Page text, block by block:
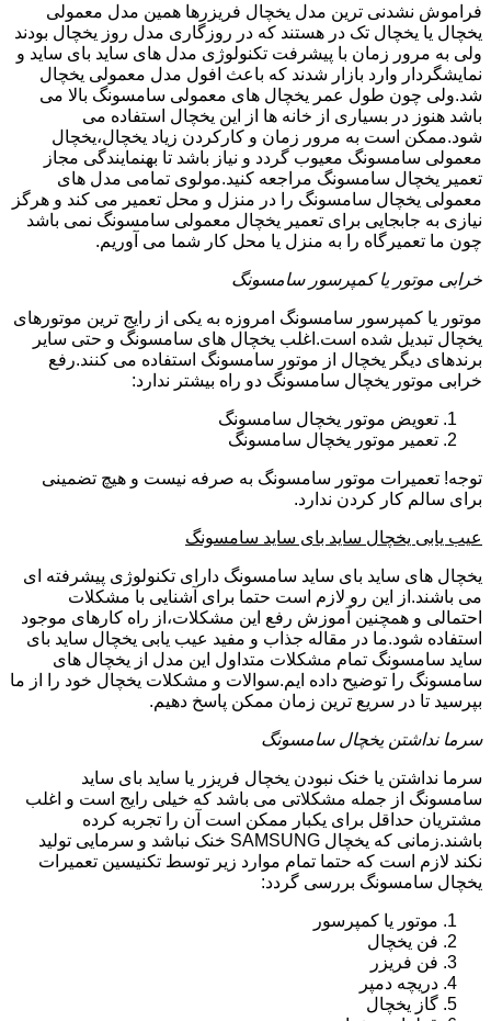
فراموش نشدنی ترین مدل یخچال فریزرها همین مدل معمولی
یخچال یا یخچال تک در هستند که در روزگاری مدل روز یخچال بودند
ولی به مرور زمان با پیشرفت تکنولوژی مدل های ساید بای ساید و
نمایشگردار وارد بازار شدند که باعث افول مدل معمولی یخچال
شد.ولی چون طول عمر یخچال های معمولی سامسونگ بالا می
باشد هنوز در بسیاری از خانه ها از این یخچال استفاده می
شود.ممکن است به مرور زمان و کارکردن زیاد یخچال،یخچال
معمولی سامسونگ معیوب گردد و نیاز باشد تا بهنمایندگی مجاز
تعمیر یخچال سامسونگ مراجعه کنید.مولوی تمامی مدل های
معمولی یخچال سامسونگ را در منزل و محل تعمیر می کند و هرگز
نیازی به جابجایی برای تعمیر یخچال معمولی سامسونگ نمی باشد
چون ما تعمیرگاه را به منزل یا محل کار شما می آوریم.
خرابی موتور یا کمپرسور سامسونگ
موتور یا کمپرسور سامسونگ امروزه به یکی از رایج ترین موتورهای
یخچال تبدیل شده است.اغلب یخچال های سامسونگ و حتی سایر
برندهای دیگر یخچال از موتور سامسونگ استفاده می کنند.رفع
خرابی موتور یخچال سامسونگ دو راه بیشتر ندارد:
تعویض موتور یخچال سامسونگ
تعمیر موتور یخچال سامسونگ
توجه! تعمیرات موتور سامسونگ به صرفه نیست و هیچ تضمینی
برای سالم کار کردن ندارد.
عیب یابی یخچال ساید بای ساید سامسونگ
یخچال های ساید بای ساید سامسونگ دارای تکنولوژی پیشرفته ای
می باشند.از این رو لازم است حتما برای آشنایی با مشکلات
احتمالی و همچنین آموزش رفع این مشکلات،از راه کارهای موجود
استفاده شود.ما در مقاله جذاب و مفید عیب یابی یخچال ساید بای
ساید سامسونگ تمام مشکلات متداول این مدل از یخچال های
سامسونگ را توضیح داده ایم.سوالات و مشکلات یخچال خود را از ما
بپرسید تا در سریع ترین زمان ممکن پاسخ دهیم.
سرما نداشتن یخچال سامسونگ
سرما نداشتن یا خنک نبودن یخچال فریزر یا ساید بای ساید
سامسونگ از جمله مشکلاتی می باشد که خیلی رایج است و اغلب
مشتریان حداقل برای یکبار ممکن است آن را تجربه کرده
باشند.زمانی که یخچال SAMSUNG خنک نباشد و سرمایی تولید
نکند لازم است که حتما تمام موارد زیر توسط تکنیسین تعمیرات
یخچال سامسونگ بررسی گردد:
موتور یا کمپرسور
فن یخچال
فن فریزر
دریچه دمپر
گاز یخچال